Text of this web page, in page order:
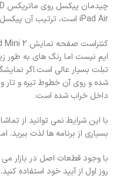
iPad Air است، ترتیب آن پیکسل قرمز، سبز و آبی و بغل به بغل است.
ایم نیست اما رنگ های به طور
داخل خراب شده است.
با این شرایط نمی توانید از
بسیاری از برنامه ها لذت ببرید.
روز اول از آیپد خود استفاده کنید.